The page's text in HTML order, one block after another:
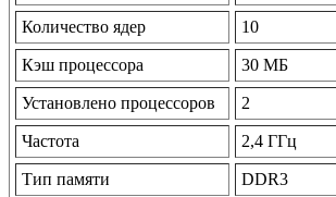
Количество ядер 10
Кэш процессора 30 МБ
Установлено процессоров 2
Частота 2,4 ГГц
Тип памяти DDR3